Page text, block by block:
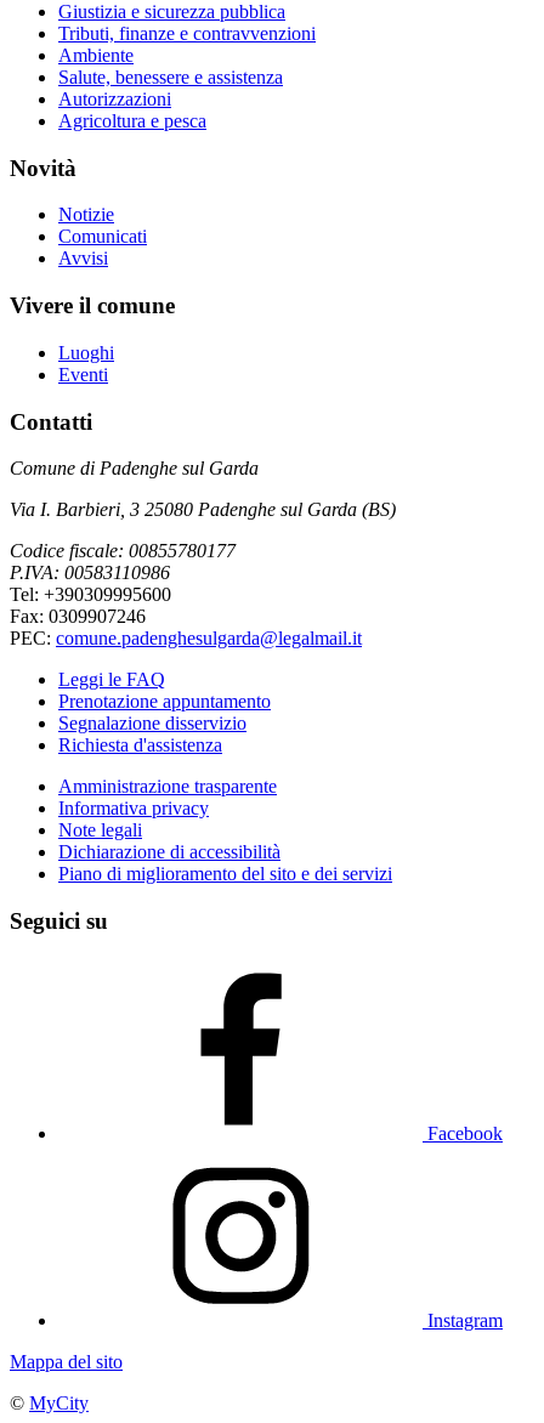
Giustizia e sicurezza pubblica
Tributi, finanze e contravvenzioni
Ambiente
Salute, benessere e assistenza
Autorizzazioni
Agricoltura e pesca
Novità
Notizie
Comunicati
Avvisi
Vivere il comune
Luoghi
Eventi
Contatti
Comune di Padenghe sul Garda
Via I. Barbieri, 3 25080 Padenghe sul Garda (BS)
Codice fiscale: 00855780177
P.IVA: 00583110986
Tel: +390309995600
Fax: 0309907246
PEC: comune.padenghesulgarda@legalmail.it
Leggi le FAQ
Prenotazione appuntamento
Segnalazione disservizio
Richiesta d'assistenza
Amministrazione trasparente
Informativa privacy
Note legali
Dichiarazione di accessibilità
Piano di miglioramento del sito e dei servizi
Seguici su
Facebook
Instagram
Mappa del sito
© MyCity